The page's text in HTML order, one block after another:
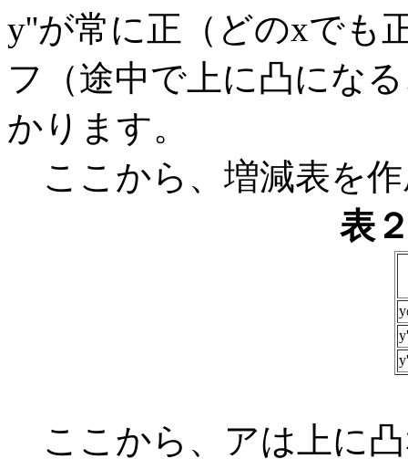
y''が常に正（どのxでも
フ（途中で上に凸にな
かります。
ここから、増減表を
表
ここから、アは上に